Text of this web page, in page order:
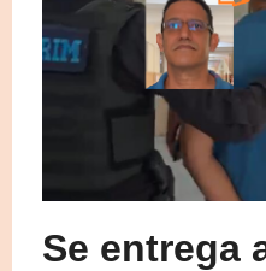
Se entrega